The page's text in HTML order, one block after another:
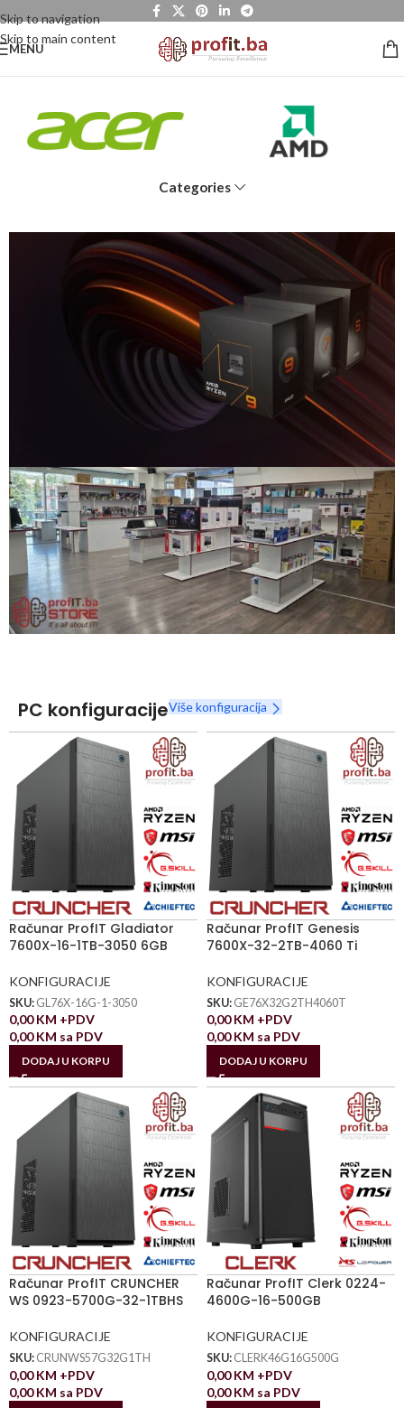
Skip to navigation
Skip to main content
MENU
Categories
Snaga radnih stanica nikada nije bila povoljnija
Nova Ryzen 7000 serija
Naruči
PC konfiguracijeViše konfiguracija
Računar ProfIT Gladiator
7600X-16-1TB-3050 6GB
KONFIGURACIJE
SKU: GL76X-16G-1-3050
0,00KM +PDV
0,00KM sa PDV
DODAJ U KORPU
Računar ProfIT Genesis
7600X-32-2TB-4060 Ti
KONFIGURACIJE
SKU: GE76X32G2TH4060T
0,00KM +PDV
0,00KM sa PDV
DODAJ U KORPU
Računar ProfIT CRUNCHER
WS 0923-5700G-32-1TBHS
KONFIGURACIJE
SKU: CRUNWS57G32G1TH
0,00KM +PDV
0,00KM sa PDV
Računar ProfIT Clerk 0224-
4600G-16-500GB
KONFIGURACIJE
SKU: CLERK46G16G500G
0,00KM +PDV
0,00KM sa PDV